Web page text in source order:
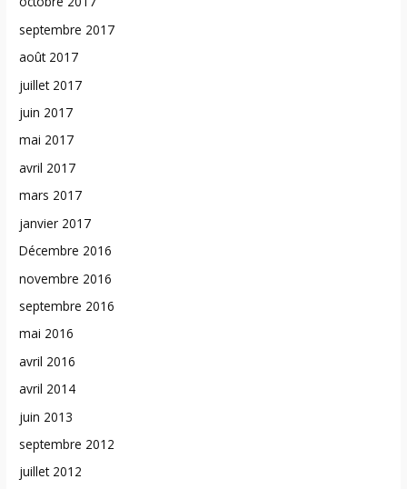
septembre 2017
août 2017
juillet 2017
juin 2017
mai 2017
avril 2017
mars 2017
janvier 2017
Décembre 2016
novembre 2016
septembre 2016
mai 2016
avril 2016
avril 2014
juin 2013
septembre 2012
juillet 2012